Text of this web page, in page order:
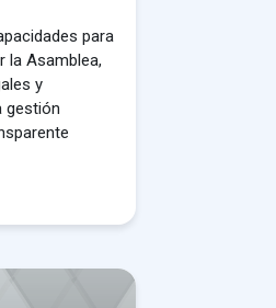
para
la Asamblea,
y
gestión